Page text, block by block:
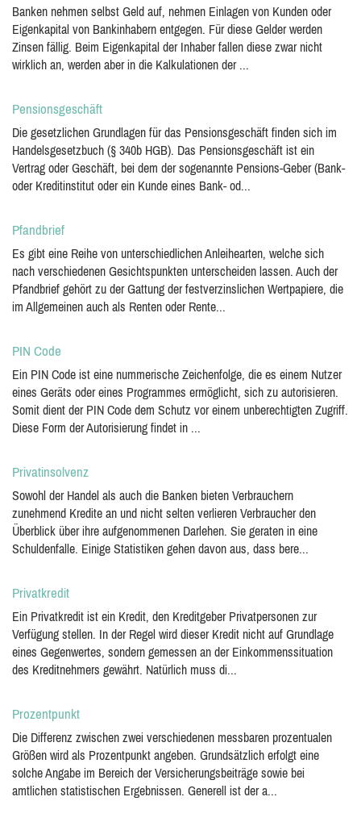
Banken nehmen selbst Geld auf, nehmen Einlagen von Kunden oder
Eigenkapital von Bankinhabern entgegen. Für diese Gelder werden
Zinsen fällig. Beim Eigenkapital der Inhaber fallen diese zwar nicht
wirklich an, werden aber in die Kalkulationen der ...
Pensionsgeschäft
Die gesetzlichen Grundlagen für das Pensionsgeschäft finden sich im
Handelsgesetzbuch (§ 340b HGB). Das Pensionsgeschäft ist ein
Vertrag oder Geschäft, bei dem der sogenannte Pensions-Geber (Bank-
oder Kreditinstitut oder ein Kunde eines Bank- od...
Pfandbrief
Es gibt eine Reihe von unterschiedlichen Anleihearten, welche sich
nach verschiedenen Gesichtspunkten unterscheiden lassen. Auch der
Pfandbrief gehört zu der Gattung der festverzinslichen Wertpapiere, die
im Allgemeinen auch als Renten oder Rente...
PIN Code
Ein PIN Code ist eine nummerische Zeichenfolge, die es einem Nutzer
eines Geräts oder eines Programmes ermöglicht, sich zu autorisieren.
Somit dient der PIN Code dem Schutz vor einem unberechtigten Zugriff.
Diese Form der Autorisierung findet in ...
Privatinsolvenz
Sowohl der Handel als auch die Banken bieten Verbrauchern
zunehmend Kredite an und nicht selten verlieren Verbraucher den
Überblick über ihre aufgenommenen Darlehen. Sie geraten in eine
Schuldenfalle. Einige Statistiken gehen davon aus, dass bere...
Privatkredit
Ein Privatkredit ist ein Kredit, den Kreditgeber Privatpersonen zur
Verfügung stellen. In der Regel wird dieser Kredit nicht auf Grundlage
eines Gegenwertes, sondern gemessen an der Einkommenssituation
des Kreditnehmers gewährt. Natürlich muss di...
Prozentpunkt
Die Differenz zwischen zwei verschiedenen messbaren prozentualen
Größen wird als Prozentpunkt angeben. Grundsätzlich erfolgt eine
solche Angabe im Bereich der Versicherungsbeiträge sowie bei
amtlichen statistischen Ergebnissen. Generell ist der a...